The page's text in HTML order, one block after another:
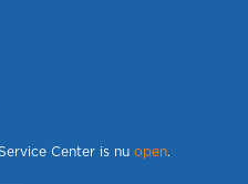
Center is nu open.